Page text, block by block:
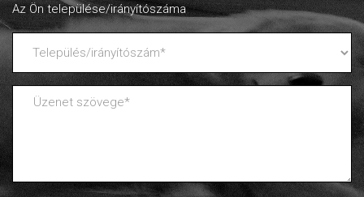
Az Ön települése/irányítószáma